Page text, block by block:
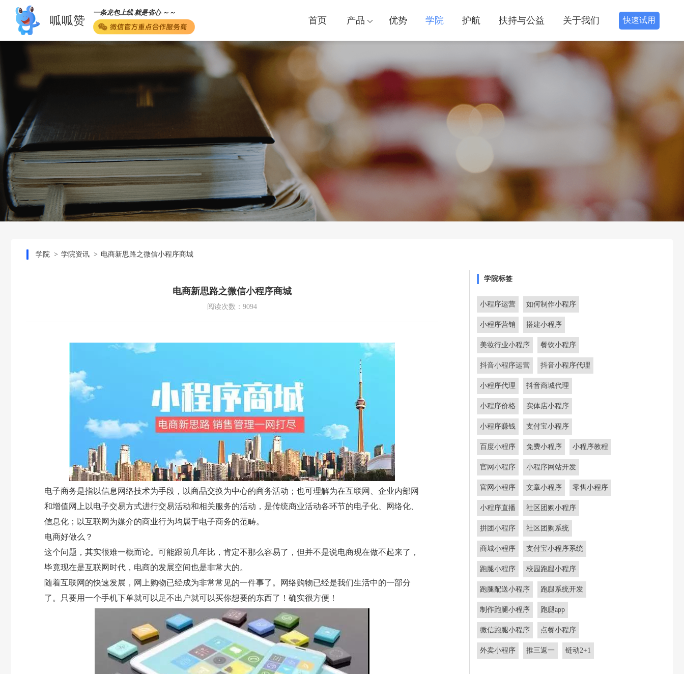
呱呱赞
一条龙包上线 就是省心 ～～
首页 产品 优势 学院 护航 扶持与公益 关于我们 快速试用
学院 学院资讯 电商新思路之微信小程序商城
电商新思路之微信小程序商城
阅读次数：9094
电子商务是指以信息网络技术为手段，以商品交换为中心的商务活动；也可理解为在互联网、企业内部网
和增值网上以电子交易方式进行交易活动和相关服务的活动，是传统商业活动各环节的电子化、网络化、
信息化；以互联网为媒介的商业行为均属于电子商务的范畴。
电商好做么？
这个问题，其实很难一概而论。可能跟前几年比，肯定不那么容易了，但并不是说电商现在做不起来了，
毕竟现在是互联网时代，电商的发展空间也是非常大的。
随着互联网的快速发展，网上购物已经成为非常常见的一件事了。网络购物已经是我们生活中的一部分
了。只要用一个手机下单就可以足不出户就可以买你想要的东西了！确实很方便！
学院标签
小程序运营 如何制作小程序
小程序营销 搭建小程序
美妆行业小程序 餐饮小程序
抖音小程序运营 抖音小程序代理
小程序代理 抖音商城代理
小程序价格 实体店小程序
小程序赚钱 支付宝小程序
百度小程序 免费小程序 小程序教程
官网小程序 小程序网站开发
官网小程序 文章小程序 零售小程序
小程序直播 社区团购小程序
拼团小程序 社区团购系统
商城小程序 支付宝小程序系统
跑腿小程序 校园跑腿小程序
跑腿配送小程序 跑腿系统开发
制作跑腿小程序 跑腿app
微信跑腿小程序 点餐小程序
外卖小程序 推三返一 链动2+1